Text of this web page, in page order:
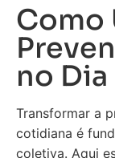
Como
no Dia
Transformar a
cotidiana é
coletiva. Aqui